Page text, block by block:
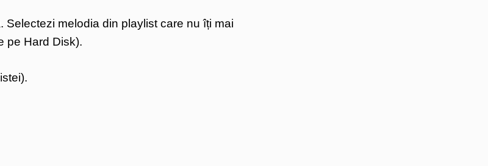
melodia din playlist care nu îți mai
pe Hard Disk).